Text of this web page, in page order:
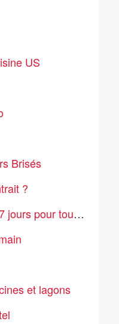
US
Brisés
?
pour tout ranger
et lagons